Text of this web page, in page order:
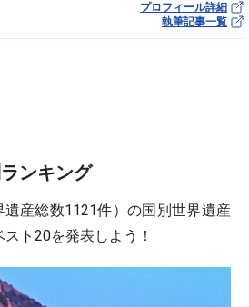
プロフィール詳細
執筆記事一覧
ンキング
産総数1121件）の国別世界遺産
ト20を発表しよう！